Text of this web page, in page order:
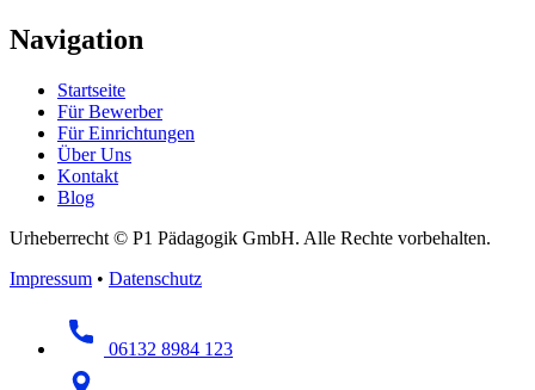
Navigation
Startseite
Für Bewerber
Für Einrichtungen
Über Uns
Kontakt
Blog
Urheberrecht © P1 Pädagogik GmbH. Alle Rechte vorbehalten.
Impressum • Datenschutz
06132 8984 123